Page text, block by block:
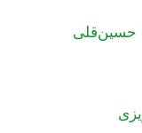
حسین‌قلی